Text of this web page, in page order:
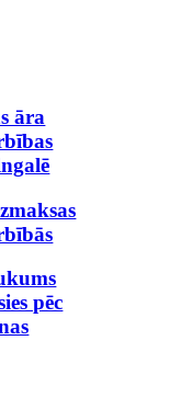
āra
pēc